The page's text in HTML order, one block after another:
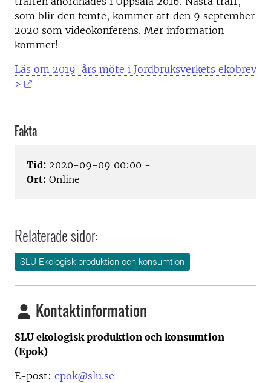
som blir den femte, kommer att den 9 september
2020 som videokonferens. Mer information
kommer!
Läs om 2019-års möte i Jordbruksverkets ekobrev
>
Fakta
Tid: 2020-09-09 00:00 -
Ort: Online
Relaterade sidor:
SLU Ekologisk produktion och konsumtion
Kontaktinformation
SLU ekologisk produktion och konsumtion
(Epok)
E-post: epok@slu.se